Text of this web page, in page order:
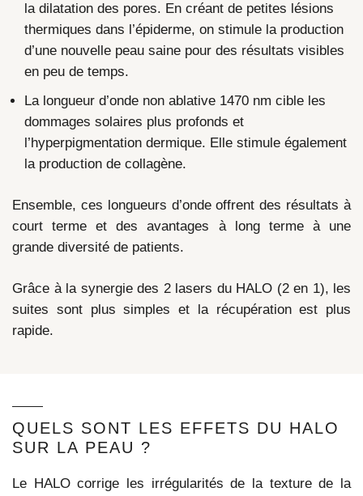
la dilatation des pores. En créant de petites lésions
thermiques dans l’épiderme, on stimule la production
d’une nouvelle peau saine pour des résultats visibles
en peu de temps.
La longueur d’onde non ablative 1470 nm cible les
dommages solaires plus profonds et
l’hyperpigmentation dermique. Elle stimule également
la production de collagène.
Ensemble, ces longueurs d’onde offrent des résultats à
court terme et des avantages à long terme à une
grande diversité de patients.
Grâce à la synergie des 2 lasers du HALO (2 en 1), les
suites sont plus simples et la récupération est plus
rapide.
QUELS SONT LES EFFETS DU HALO
SUR LA PEAU ?
Le HALO corrige les irrégularités de la texture de la